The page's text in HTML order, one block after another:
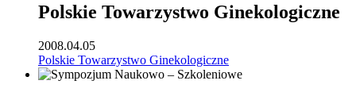
Polskie Towarzystwo Ginekologiczne
2008.04.05
Polskie Towarzystwo Ginekologiczne